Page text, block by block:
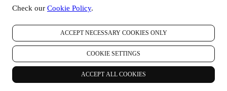
Check our Cookie Policy.
ACCEPT NECESSARY COOKIES ONLY
COOKIE SETTINGS
ACCEPT ALL COOKIES
exclusifs, concours, enquêtes et démonstrations organisés par
Le Creuset ou à des offres spéciales qui pourraient vous
intéresser. Ces communications pourront être sélectionnées ou
rédigées spécialement à votre intention, sur base de données
vous concernant, telles que votre situation géographique,
l’historique de vos achats ou vos préférences en ce qui
concerne nos produits. Nous utiliserons ces données pour
mieux cerner vos centres d’intérêt. Ceci nous permettra de
personnaliser nos communications afin de les rendre plus